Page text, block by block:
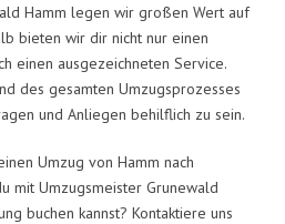
Hamm legen wir großen Wert auf
bieten wir dir nicht nur einen
einen ausgezeichneten Service.
des gesamten Umzugsprozesses
und Anliegen behilflich zu sein.
Umzug von Hamm nach
mit Umzugsmeister Grunewald
buchen kannst? Kontaktiere uns